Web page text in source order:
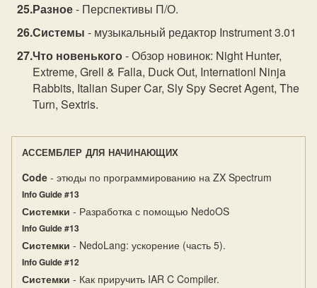
Разное- Перспективы П/О.
Системы - музыкальный редактор Instrument 3.01
Что новенького- Обзор новинок: Night Hunter,
Extreme, Grell & Falla, Duck Out, Internationl Ninja
Rabbits, Italian Super Car, Sly Spy Secret Agent, The
Turn, Sextris.
АССЕМБЛЕР ДЛЯ НАЧИНАЮЩИХ
Code - этюды по программированию на ZX Spectrum
Info Guide #13
Системки - Разработка с помощью NedoOS
Info Guide #13
Системки - NedoLang: ускорение (часть 5).
Info Guide #12
Системки - Как приручить IAR C Compiler.